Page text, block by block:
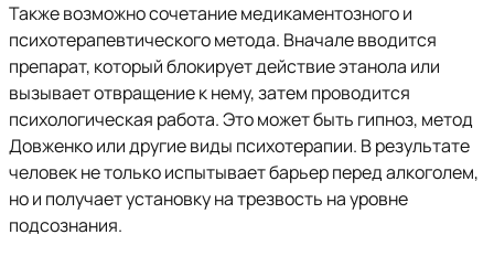
Также возможно сочетание медикаментозного и
психотерапевтического метода. Вначале вводится
препарат, который блокирует действие этанола или
вызывает отвращение к нему, затем проводится
психологическая работа. Это может быть гипноз, метод
Довженко или другие виды психотерапии. В результате
человек не только испытывает барьер перед алкоголем,
но и получает установку на трезвость на уровне
подсознания.